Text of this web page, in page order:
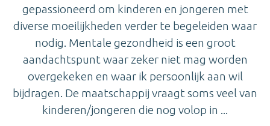
gepassioneerd om kinderen en jongeren met
diverse moeilijkheden verder te begeleiden waar
nodig. Mentale gezondheid is een groot
aandachtspunt waar zeker niet mag worden
overgekeken en waar ik persoonlijk aan wil
bijdragen. De maatschappij vraagt soms veel van
kinderen/jongeren die nog volop in ...